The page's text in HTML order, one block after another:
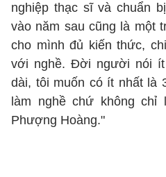
nghiệp thạc sĩ và chuẩn
vào năm sau cũng là một
cho mình đủ kiến thức,
với nghề. Đời người nói
dài, tôi muốn có ít nhất là
làm nghề chứ không
Phượng Hoàng."